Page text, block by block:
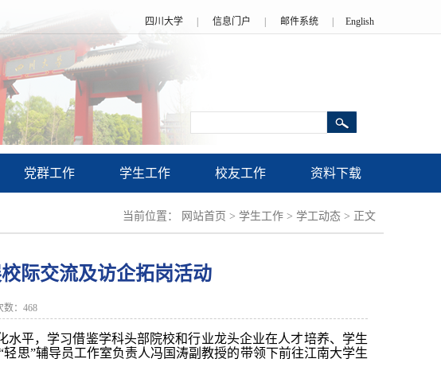
四川大学 信息门户 邮件系统 English
党群工作 学生工作 校友工作 资料下载
当前位置： 网站首页 > 学生工作 > 学工动态 > 正文
际交流及访企拓岗活动
： 468
平，学习借鉴学科头部院校和行业龙头企业在人才培养、学生
思”辅导员工作室负责人冯国涛副教授的带领下前往江南大学生